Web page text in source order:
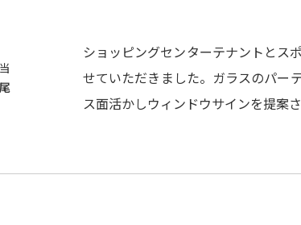
ショッピングセンターテナントとス
せていただきました。ガラスのパー
ス面活かしウィンドウサインを提案